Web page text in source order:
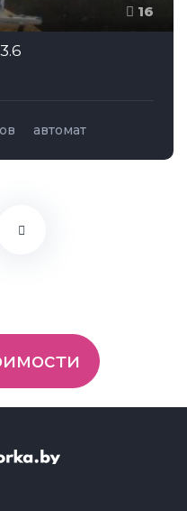
16
автомат